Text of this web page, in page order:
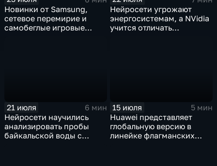
Новинки от Samsung,
сетевое перемирие и
самобеглые игровые
Нейросети угрожают
энергосистемам, а NVidia
учится отличать
21 июля
6 мин
Нейросети научились
анализировать пробы
байкальской воды с
15 июля
5 мин
Huawei представляет
глобальную версию в
линейке флагманских